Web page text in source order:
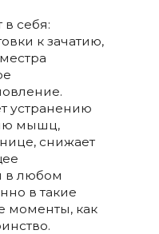
себя:
к зачатию,
устранению
мышц,
снижает
в любом
в такие
моменты, как